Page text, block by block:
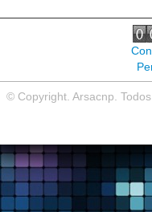
© Copyright. Arsacnp.